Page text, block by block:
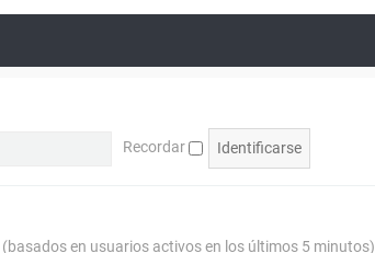
Recordar
en usuarios activos en los últimos 5 minutos)